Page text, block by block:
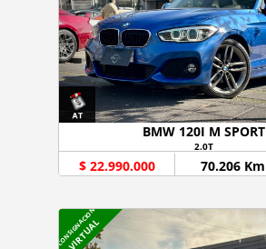
BMW 120I M SPORT
2.0T
$ 22.990.000 70.206 Km
CONSIGNACION
VIRTUAL